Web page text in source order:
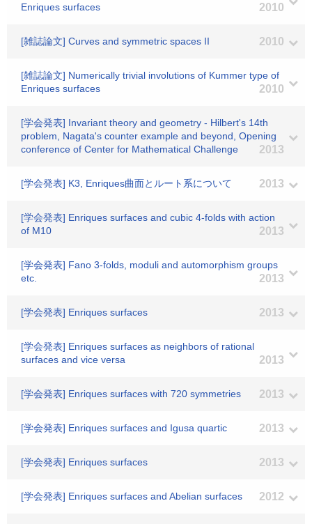
Enriques surfaces
2010
[雑誌論文] Curves and symmetric spaces II 2010
[雑誌論文] Numerically trivial involutions of Kummer type of
Enriques surfaces
2010
[学会発表] Invariant theory and geometry - Hilbert's 14th
problem, Nagata's counter example and beyond, Opening
conference of Center for Mathematical Challenge
2013
[学会発表] K3, Enriques曲面とルート系について 2013
[学会発表] Enriques surfaces and cubic 4-folds with action
of M10
2013
[学会発表] Fano 3-folds, moduli and automorphism groups
etc.
2013
[学会発表] Enriques surfaces 2013
[学会発表] Enriques surfaces as neighbors of rational
surfaces and vice versa
2013
[学会発表] Enriques surfaces with 720 symmetries 2013
[学会発表] Enriques surfaces and Igusa quartic 2013
[学会発表] Enriques surfaces 2013
[学会発表] Enriques surfaces and Abelian surfaces 2012